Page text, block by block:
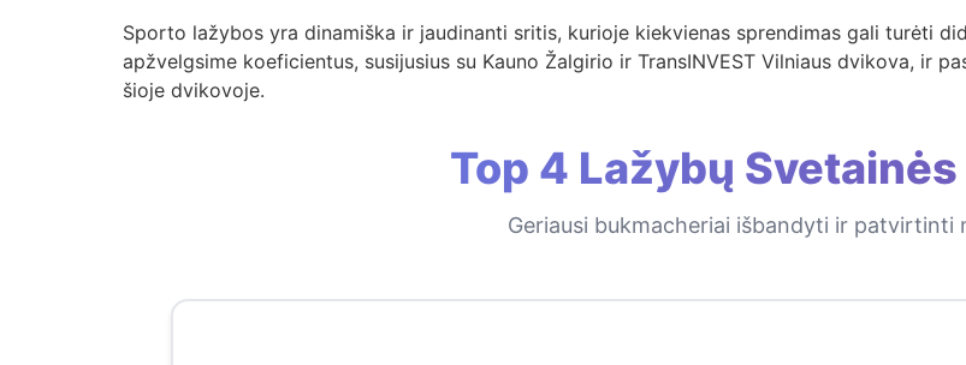
Sporto lažybos yra dinamiška ir jaudinanti sritis, kurioje kiekvienas sprendimas gali turėti
apžvelgsime koeficientus, susijusius su Kauno Žalgirio ir TransINVEST Vilniaus dvikova, ir
šioje dvikovoje.
Top 4 Lažybų
Geriausi bukmacheriai išbandyti ir patvirtinti